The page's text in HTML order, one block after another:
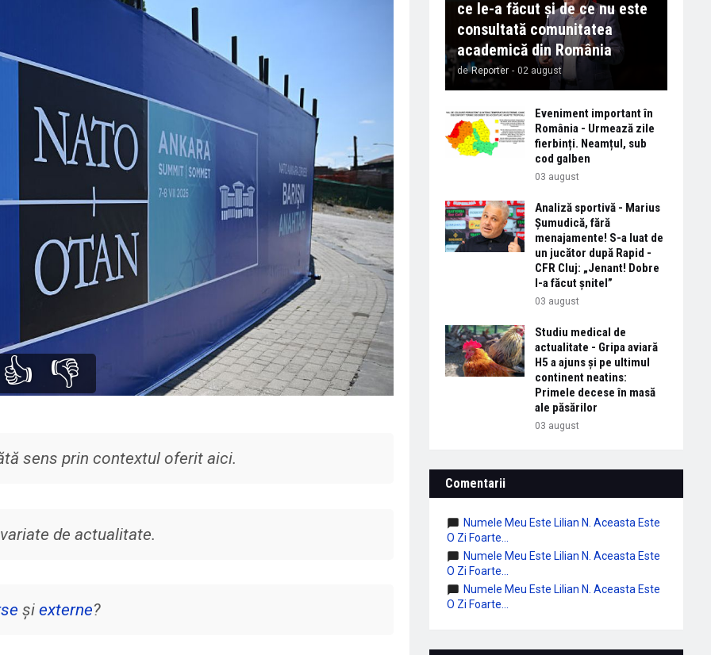
👍 👎
sens prin contextul oferit aici.
de actualitate.
și externe?
ce le-a făcut și de ce nu este
consultată comunitatea
academică din România
de Reporter - 02 august
Eveniment important în
România - Urmează zile
fierbinți. Neamțul, sub
cod galben
03 august
Analiză sportivă - Marius
Șumudică, fără
menajamente! S-a luat de
un jucător după Rapid -
CFR Cluj: „Jenant! Dobre
l-a făcut șnitel”
03 august
Studiu medical de
actualitate - Gripa aviară
H5 a ajuns și pe ultimul
continent neatins:
Primele decese în masă
ale păsărilor
03 august
Comentarii
Numele Meu Este Lilian N. Aceasta Este
O Zi Foarte...
Numele Meu Este Lilian N. Aceasta Este
O Zi Foarte...
Numele Meu Este Lilian N. Aceasta Este
O Zi Foarte...